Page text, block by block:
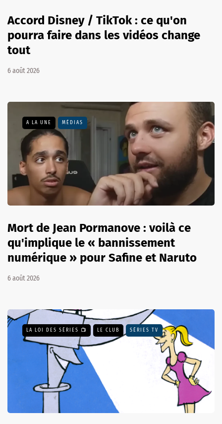
Accord Disney / TikTok : ce qu'on
pourra faire dans les vidéos change
tout
6 août 2026
A LA UNE MÉDIAS
Mort de Jean Pormanove : voilà ce
qu'implique le « bannissement
numérique » pour Safine et Naruto
6 août 2026
LA LOI DES SÉRIES 📺 LE CLUB SÉRIES TV